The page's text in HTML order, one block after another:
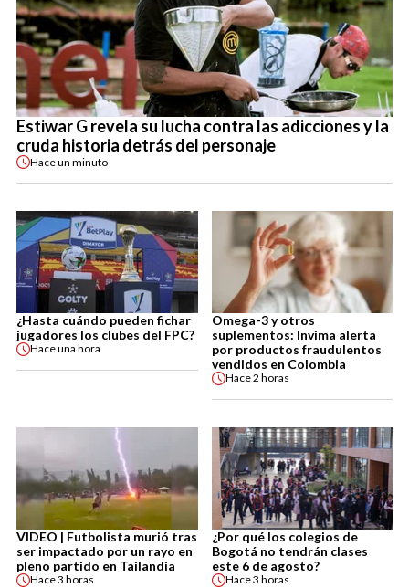
Estiwar G revela su lucha contra las adicciones y la
cruda historia detrás del personaje
Haceun minuto
¿Hasta cuándo pueden fichar
jugadores los clubes del FPC?
Haceuna hora
Omega-3 y otros
suplementos: Invima alerta
por productos fraudulentos
vendidos en Colombia
Hace2 horas
VIDEO | Futbolista murió tras
ser impactado por un rayo en
pleno partido en Tailandia
Hace3 horas
¿Por qué los colegios de
Bogotá no tendrán clases
este 6 de agosto?
Hace3 horas